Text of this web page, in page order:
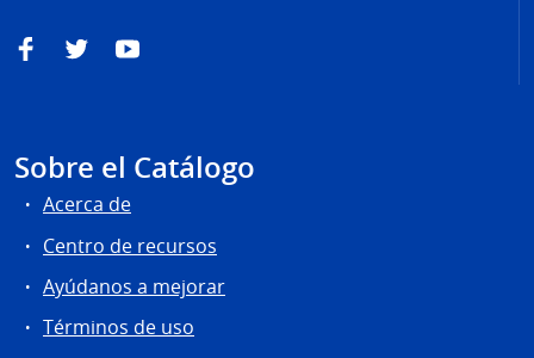
FacebookTwitterYouTube
Sobre el Catálogo
Acerca de
Centro de recursos
Ayúdanos a mejorar
Términos de uso